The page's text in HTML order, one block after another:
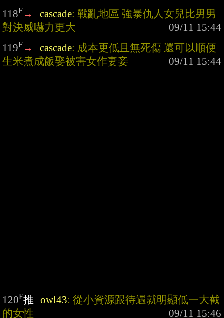
118F → cascade: 戰亂地區 強暴仇人女兒比男男
對決威嚇力更大
119F → cascade: 成本更低且無死傷 還可以順便
生米煮成飯娶被害女作妻妾
120F推 owl43: 從小資源跟待遇就明顯低一大截
的女性